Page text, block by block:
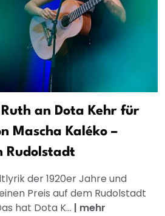
an Dota Kehr für
Mascha Kaléko –
Rudolstadt
der 1920er Jahre und
Preis auf dem Rudolstadt
hat Dota K... | mehr